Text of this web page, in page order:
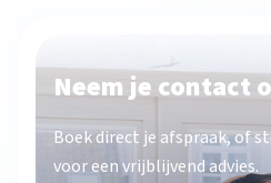
Neem je contact
Boek direct je afspraak, of
voor een vrijblijvend advies.